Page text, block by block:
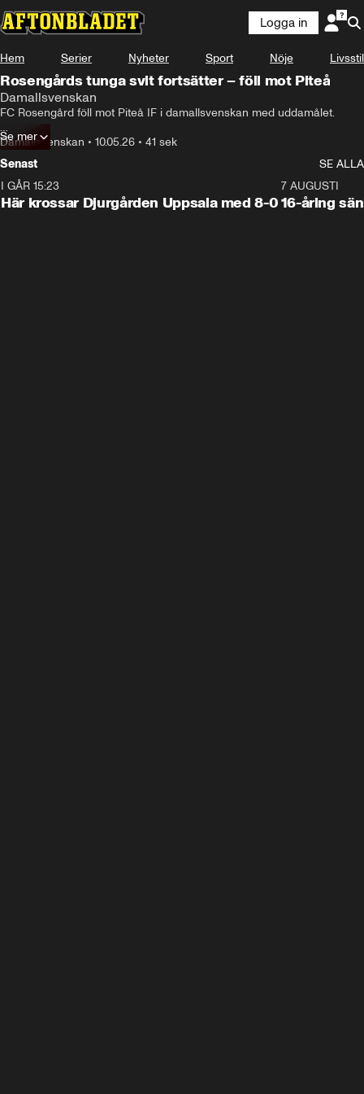
Logga in
Hem Serier Nyheter Sport Nöje Livsstil
Rosengårds tunga svit fortsätter – föll mot Piteå
Damallsvenskan
FC Rosengård föll mot Piteå IF i damallsvenskan med uddamålet.
Se målen här.
Damallsvenskan • 10.05.26 • 41 sek
Se mer
Senast
SE ALLA
I GÅR 15:23
Här krossar Djurgården Uppsala med 8-0
7 AUGUSTI
16-åring